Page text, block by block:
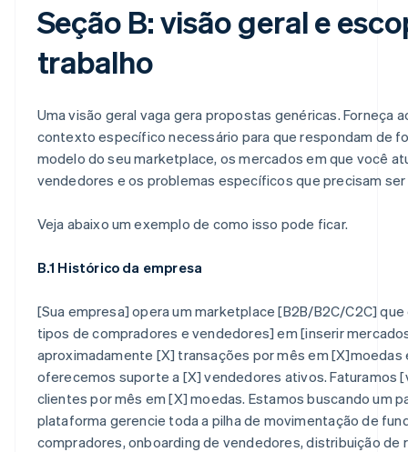
Seção B: visão geral e
trabalho
Uma visão geral vaga gera propostas genéricas. Forneça
contexto específico necessário para que respondam de
modelo do seu marketplace, os mercados em que você
vendedores e os problemas específicos que precisam
Veja abaixo um exemplo de como isso pode ficar.
B.1 Histórico da empresa
[Sua empresa] opera um marketplace [B2B/B2C/C2C]
tipos de compradores e vendedores] em [inserir
aproximadamente [X] transações por mês em [X]moedas
oferecemos suporte a [X] vendedores ativos. Faturamos
clientes por mês em [X] moedas. Estamos buscando um
plataforma gerencie toda a pilha de movimentação de
compradores, onboarding de vendedores, distribuição de